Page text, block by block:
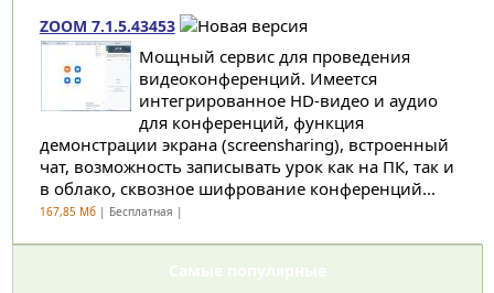
ZOOM 7.1.5.43453
Мощный сервис для проведения
видеоконференций. Имеется
интегрированное HD-видео и аудио
для конференций, функция
демонстрации экрана (screensharing), встроенный
чат, возможность записывать урок как на ПК, так и
в облако, сквозное шифрование конференций...
167,85 Мб| Бесплатная |
Самые популярные